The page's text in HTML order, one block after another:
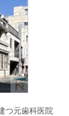
つ元歯科医院